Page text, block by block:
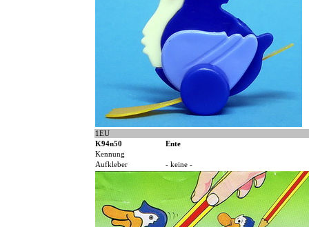
1EU
K94n50
Ente
Kennung
Aufkleber
- keine -